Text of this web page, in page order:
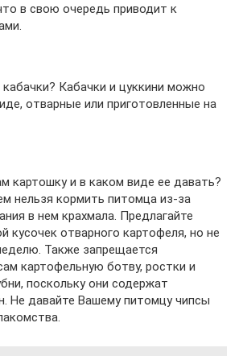
в свою очередь приводит к
Кабачки и цуккини можно
отварные или приготовленные на
картошку и в каком виде ее давать?
нельзя кормить питомца из-за
в нем крахмала. Предлагайте
кусочек отварного картофеля, но не
Также запрещается
картофельную ботву, ростки и
поскольку они содержат
Не давайте Вашему питомцу чипсы